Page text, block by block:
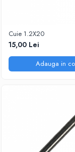
Cuie 1.2X20
15,00 Lei
Adauga in